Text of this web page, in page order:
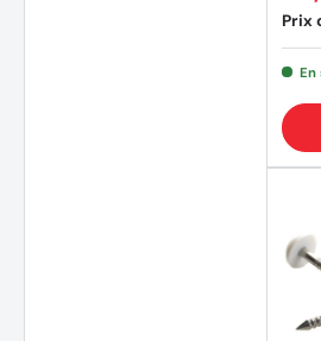
Prix
En